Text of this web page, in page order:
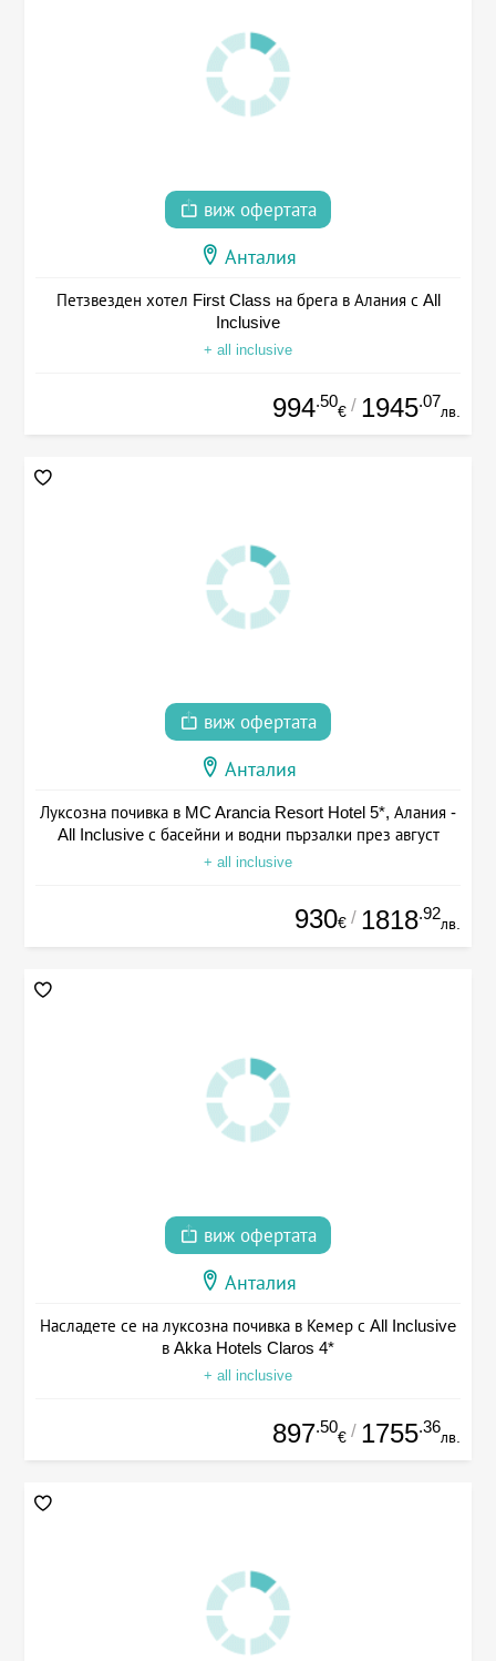
виж офертата
Анталия
Петзвезден хотел First Class на брега в Алания с All
Inclusive
+ all inclusive
994.50
€ / 1945.07
лв.
виж офертата
Анталия
Луксозна почивка в MC Arancia Resort Hotel 5*, Алания -
All Inclusive с басейни и водни пързалки през август
+ all inclusive
930€ / 1818.92
лв.
виж офертата
Анталия
Насладете се на луксозна почивка в Кемер с All Inclusive
в Akka Hotels Claros 4*
+ all inclusive
897.50
€ / 1755.36
лв.